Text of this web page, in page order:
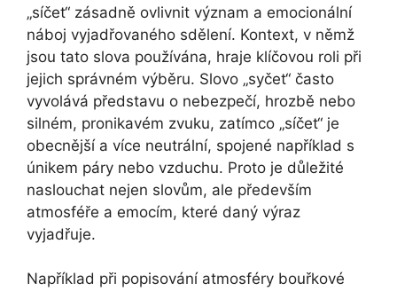
„síčet“ zásadně ovlivnit význam a emocionální
náboj vyjadřovaného sdělení. Kontext, v němž
jsou tato slova používána, hraje klíčovou roli při
jejich správném výběru. Slovo „syčet“ často
vyvolává představu o nebezpečí, hrozbě nebo
silném, pronikavém zvuku, zatímco „síčet“ je
obecnější a více neutrální, spojené například s
únikem páry nebo vzduchu. Proto je důležité
naslouchat nejen slovům, ale především
atmosféře a emocím, které daný výraz
vyjadřuje.
Například při popisování atmosféry bouřkové